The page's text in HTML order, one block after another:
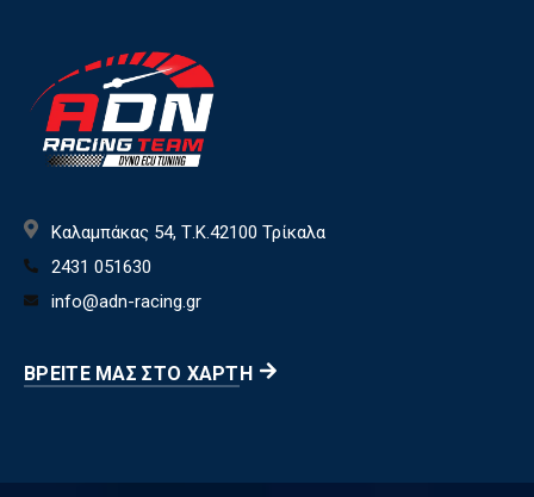
Καλαμπάκας 54, Τ.Κ.42100 Τρίκαλα
2431 051630
info@adn-racing.gr
ΒΡΕΊΤΕ ΜΑΣ ΣΤΟ ΧΆΡΤΗ